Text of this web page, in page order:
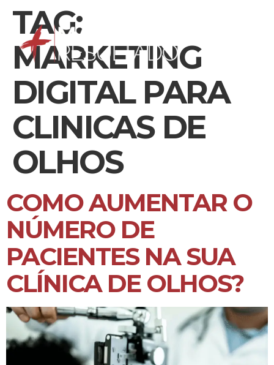
TAG:
MARKETING
DIGITAL PARA
CLINICAS DE
OLHOS
COMO AUMENTAR O
NÚMERO DE
PACIENTES NA SUA
CLÍNICA DE OLHOS?